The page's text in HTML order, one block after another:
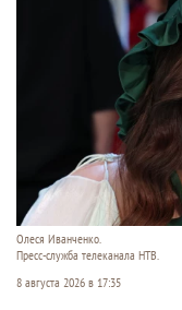
Олеся Иванченко.
Пресс-служба телеканала НТВ.
8 августа 2026 в 17:35